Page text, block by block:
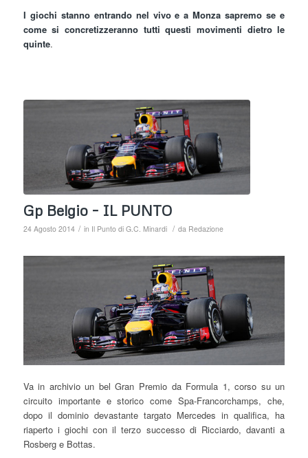
I giochi stanno entrando nel vivo e a Monza sapremo se e
come si concretizzeranno tutti questi movimenti dietro le
quinte.
Gp Belgio – IL PUNTO
24 Agosto 2014 / in Il Punto di G.C. Minardi / da Redazione
Va in archivio un bel Gran Premio da Formula 1, corso su un
circuito importante e storico come Spa-Francorchamps, che,
dopo il dominio devastante targato Mercedes in qualifica, ha
riaperto i giochi con il terzo successo di Ricciardo, davanti a
Rosberg e Bottas.